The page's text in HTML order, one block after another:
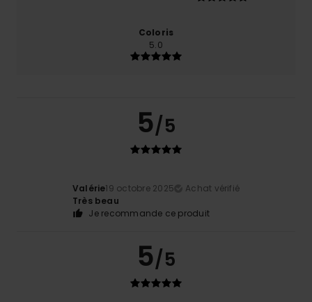
Coloris
5.0
5/5
Valérie19 octobre 2025
Achat vérifié
Très beau
Je recommande ce produit
5/5